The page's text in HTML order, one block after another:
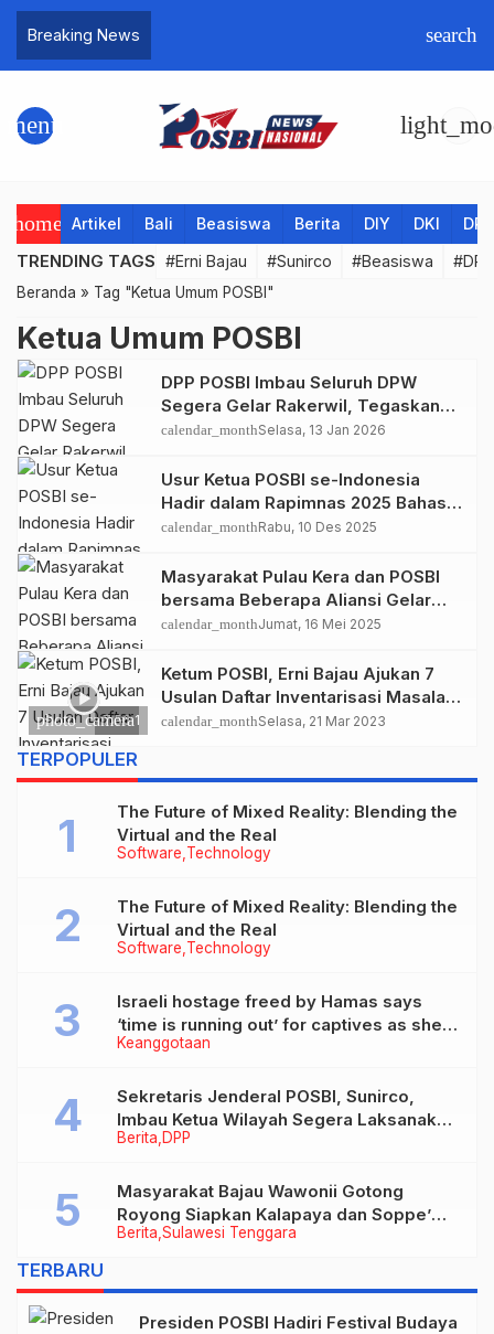
Breaking News search
menu
home Artikel Bali Beasiswa Berita DIY DKI DPP
TRENDING TAGS #Erni Bajau #Sunirco #Beasiswa
Beranda » Tag "Ketua Umum POSBI"
Ketua Umum POSBI
DPP POSBI Imbau Seluruh DPW
Segera Gelar Rakerwil, Tegaskan
Sanksi Organisasi
calendar_monthSelasa, 13 Jan 2026
Usur Ketua POSBI se-Indonesia
Hadir dalam Rapimnas 2025 Bahas
Arah Organisasi
calendar_monthRabu, 10 Des 2025
Masyarakat Pulau Kera dan POSBI
bersama Beberapa Aliansi Gelar
Aksi Damai Tolak Relokasi di Depan
calendar_monthJumat, 16 Mei 2025
7:56
photo_camera1
Ketum POSBI, Erni Bajau Ajukan 7
Usulan Daftar Inventarisasi Masalah
dalam RUU Kesehatan ke Kemenkes
Perairan Laut
calendar_monthSelasa, 21 Mar 2023
TERPOPULER
Software Technology
The Future of Mixed Reality: Blending the
Virtual and the Real
Software Technology
The Future of Mixed Reality: Blending the
Virtual and the Real
Keanggotaan
Israeli hostage freed by Hamas says
‘time is running out’ for captives as she
describes harrowing conditions
Berita DPP
Sekretaris Jenderal POSBI, Sunirco,
Imbau Ketua Wilayah Segera Laksanakan
Rakerwil
Berita Sulawesi Tenggara
Masyarakat Bajau Wawonii Gotong
Royong Siapkan Kalapaya dan Soppe’
untuk Kirab Budaya Konawe Kepulauan
TERBARU
Presiden POSBI Hadiri Festival Budaya